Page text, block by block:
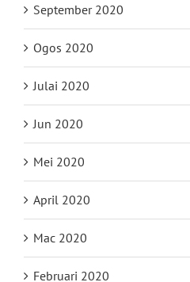
September 2020
Ogos 2020
Julai 2020
Jun 2020
Mei 2020
April 2020
Mac 2020
Februari 2020